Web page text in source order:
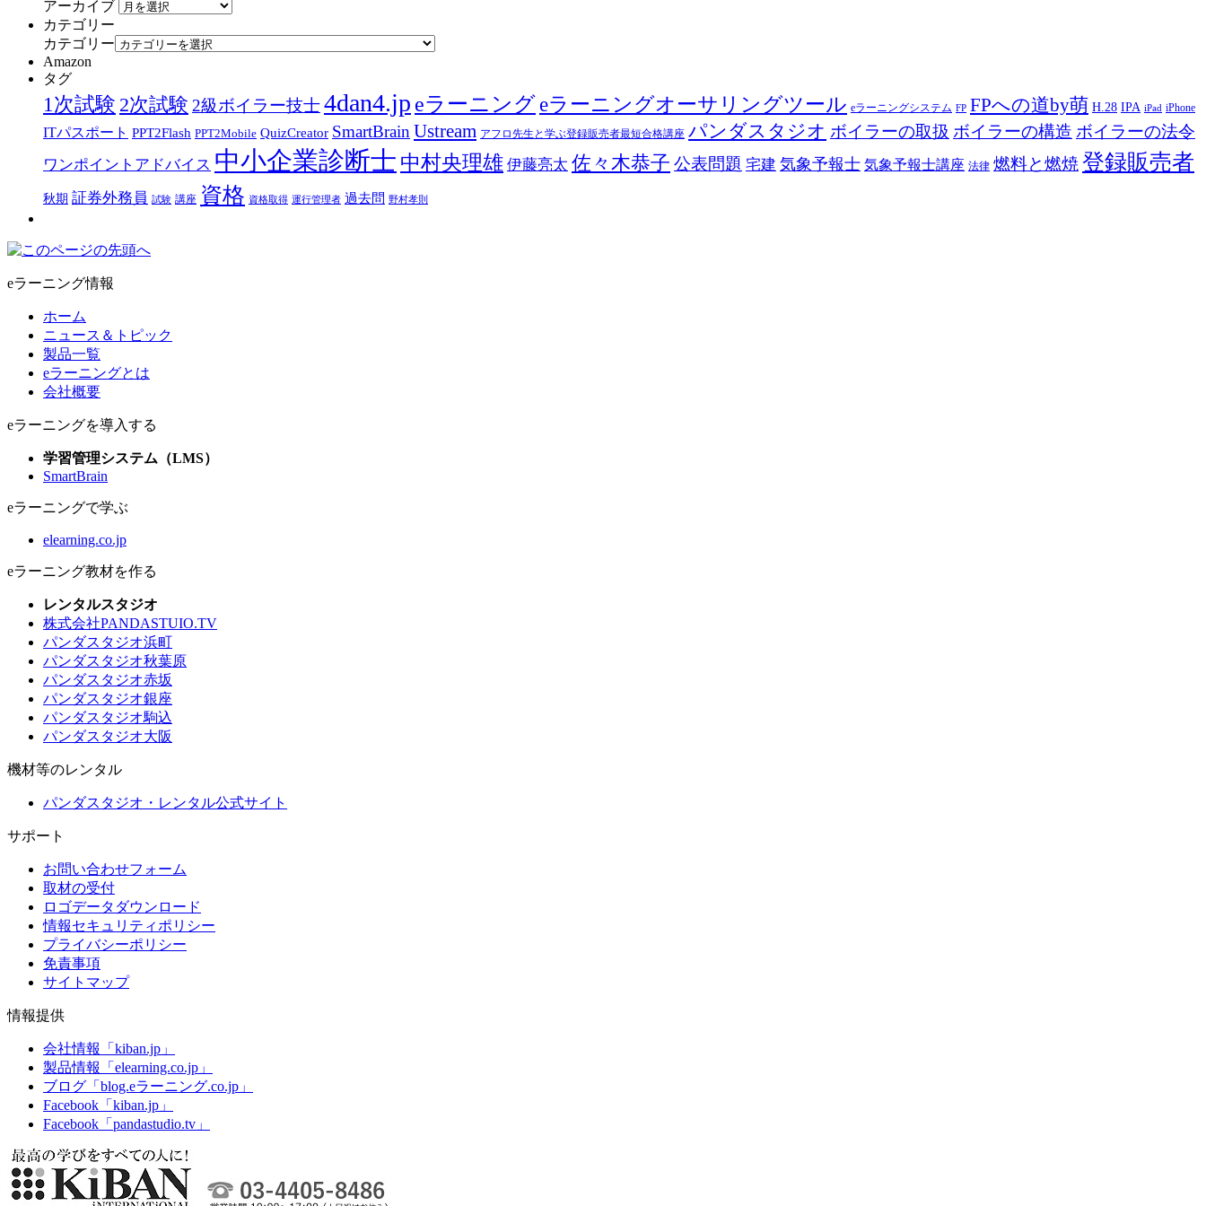
アーカイブ
カテゴリー
カテゴリー
Amazon
タグ
1次試験 2次試験 2級ボイラー技士4dan4.jp eラーニング eラーニングオーサリングツール eラーニングシステム FP FPへの道by萌 H.28 IPA iPad iPhone
ITパスポート PPT2Flash PPT2Mobile QuizCreator SmartBrain Ustream アフロ先生と学ぶ登録販売者最短合格講座 パンダスタジオ ボイラーの取扱 ボイラーの構造 ボイラーの法令
ワンポイントアドバイス 中小企業診断士 中村央理雄 伊藤亮太 佐々木恭子 公表問題 宅建 気象予報士 気象予報士講座 法律 燃料と燃焼 登録販売者
秋期 証券外務員 試験 講座 資格 資格取得 運行管理者 過去問 野村孝則
eラーニング情報
ホーム
ニュース＆トピック
製品一覧
eラーニングとは
会社概要
eラーニングを導入する
学習管理システム（LMS）
SmartBrain
eラーニングで学ぶ
elearning.co.jp
eラーニング教材を作る
レンタルスタジオ
株式会社PANDASTUIO.TV
パンダスタジオ浜町
パンダスタジオ秋葉原
パンダスタジオ赤坂
パンダスタジオ銀座
パンダスタジオ駒込
パンダスタジオ大阪
機材等のレンタル
パンダスタジオ・レンタル公式サイト
サポート
お問い合わせフォーム
取材の受付
ロゴデータダウンロード
情報セキュリティポリシー
プライバシーポリシー
免責事項
サイトマップ
情報提供
会社情報「kiban.jp」
製品情報「elearning.co.jp」
ブログ「blog.eラーニング.co.jp」
Facebook「kiban.jp」
Facebook「pandastudio.tv」